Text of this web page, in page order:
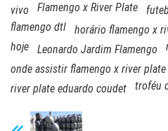
vivo
Flamengo x River Plate
flamengo dtl
horário flamengo x
hoje
Leonardo Jardim Flamengo
onde assistir flamengo x river plate
river plate eduardo coudet
troféu